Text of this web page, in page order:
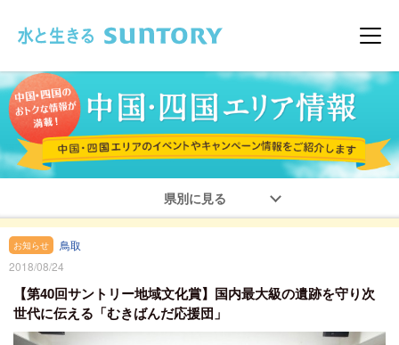
メ
県別に見る
お知らせ
鳥取
2018/08/24
【第40回サントリー地域文化賞】国内最大級の遺跡を守り次
世代に伝える「むきばんだ応援団」